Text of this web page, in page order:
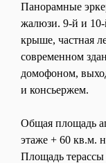
Панорамные
жалюзи. 9-й и 10-
крыше, частная
современном
домофоном,
и консьержем.
Общая площадь
этаже + 60 кв.м.
Площадь